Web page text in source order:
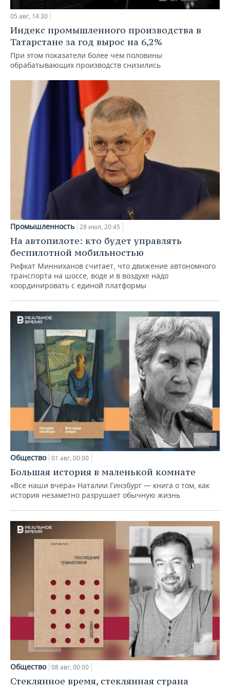
05 авг, 14:30
Индекс промышленного производства в
Татарстане за год вырос на 6,2%
При этом показатели более чем половины
обрабатывающих производств снизились
Промышленность 28 июл, 20:45
На автопилоте: кто будет управлять
беспилотной мобильностью
Рифкат Минниханов считает, что движение автономного
транспорта на шоссе, воде и в воздухе надо
координировать с единой платформы
Общество 01 авг, 00:00
Большая история в маленькой комнате
«Все наши вчера» Наталии Гинзбург — книга о том, как
история незаметно разрушает обычную жизнь
Общество 08 авг, 00:00
Стеклянное время, стеклянная страна